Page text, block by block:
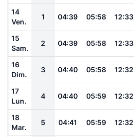
14
Ven.
1 04:39 05:58 12:33
15
Sam.
2 04:39 05:58 12:33
16
Dim.
3 04:40 05:58 12:32
17
Lun.
4 04:40 05:59 12:32
18
Mar.
5 04:41 05:59 12:32